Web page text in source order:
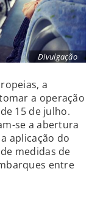
Divulgação
a
a operação
15 de julho.
se a abertura
aplicação do
medidas de
entre